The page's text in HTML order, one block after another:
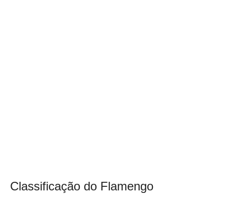
Classificação do Flamengo